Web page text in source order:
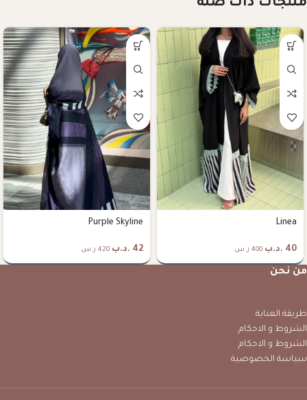
منتجات ذات صلة
Linea
40 .د.ب 400 ر.س
Purple Skyline
42 .د.ب 420 ر.س
من نحن
طريقة العناية
الشروط و الاحكام
الشروط و الاحكام
سياسة الخصوصية